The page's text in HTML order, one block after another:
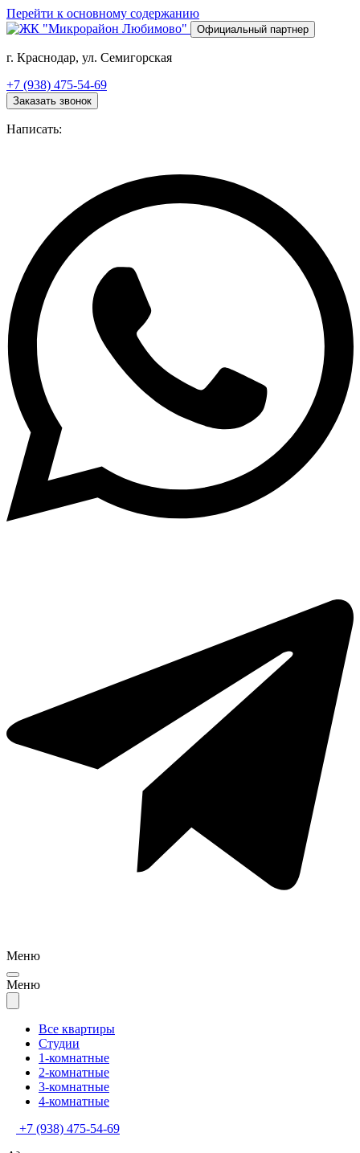
Перейти к основному содержанию
Официальный партнер
г. Краснодар, ул. Семигорская
+7 (938) 475-54-69
Заказать звонок
Написать:
Меню
Меню
Все квартиры
Студии
1-комнатные
2-комнатные
3-комнатные
4-комнатные
+7 (938) 475-54-69